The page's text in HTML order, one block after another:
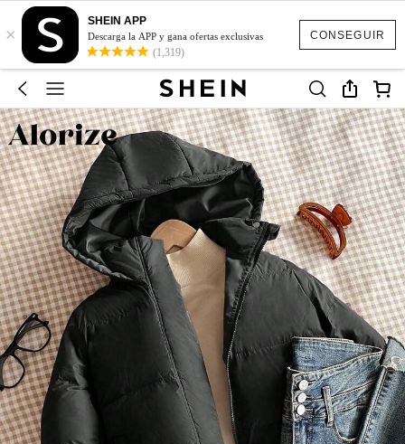
CONSEGUIR
×
SHEIN APP
Descarga la APP y gana ofertas exclusivas
(1,319)